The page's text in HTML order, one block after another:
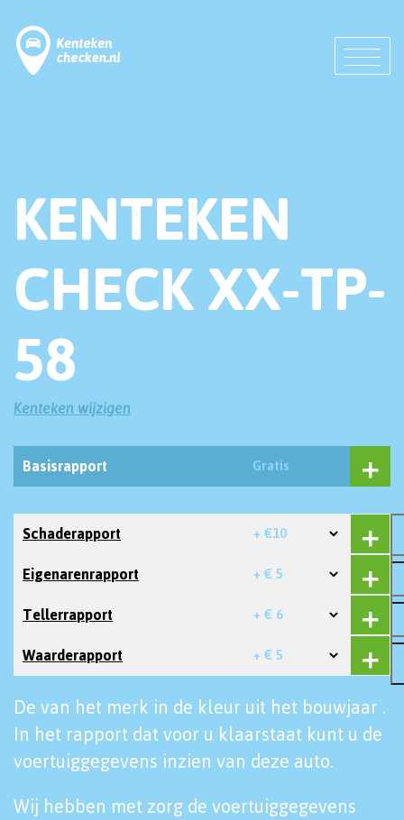
KENTEKEN
CHECK XX-TP-
58
Kenteken wijzigen
Basisrapport Gratis
Schaderapport + €10
Eigenarenrapport + € 5
Tellerrapport + € 6
Waarderapport + € 5
De van het merk in de kleur uit het bouwjaar .
In het rapport dat voor u klaarstaat kunt u de
voertuiggegevens inzien van deze auto.
Wij hebben met zorg de voertuiggegevens